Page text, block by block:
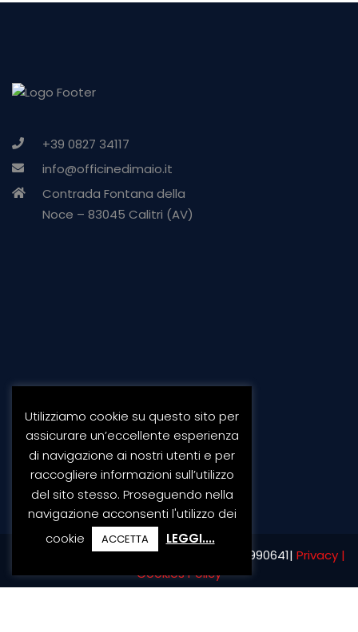
+39 0827 34117
info@officinedimaio.it
Contrada Fontana della
Noce – 83045 Calitri (AV)
Offine Di Maio S.r.l. ® | Partita Iva IT 02417990641| Privacy |
Cookies Policy
Credits:Mad Agency
Utilizziamo cookie su questo sito per
assicurare un’eccellente esperienza
di navigazione ai nostri utenti e per
raccogliere informazioni sull’utilizzo
del sito stesso. Proseguendo nella
navigazione acconsenti l'utilizzo dei
cookie
ACCETTA LEGGI....